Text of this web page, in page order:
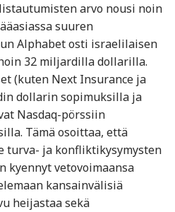
arvo nousi noin
suuren
Alphabet osti israelilaisen
32 miljardilla dollarilla.
(kuten Next Insurance ja
dollarin sopimuksilla ja
Nasdaq-pörssiin
Tämä osoittaa, että
turva- ja konfliktikysymysten
kyennyt vetovoimaansa
kansainvälisiä
heijastaa sekä